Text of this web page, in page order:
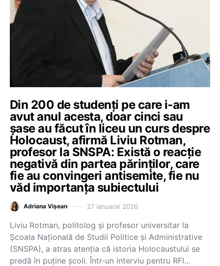
Din 200 de studenți pe care i-am
avut anul acesta, doar cinci sau
șase au făcut în liceu un curs despre
Holocaust, afirmă Liviu Rotman,
profesor la SNSPA: Există o reacție
negativă din partea părinților, care
fie au convingeri antisemite, fie nu
văd importanța subiectului
Adriana Vișean 27 ianuarie 2026
Liviu Rotman, politolog și profesor universitar la
Școala Națională de Studii Politice și Administrative
(SNSPA), a atras atenția că istoria Holocaustului se
predă în puține școli. Într-un interviu pentru RFI…